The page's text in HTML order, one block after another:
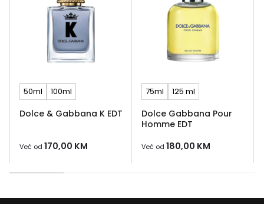
50ml 100ml
Dolce & Gabbana K EDT
Već od 170,00 KM
75ml 125 ml
Dolce Gabbana Pour
Homme EDT
Već od 180,00 KM